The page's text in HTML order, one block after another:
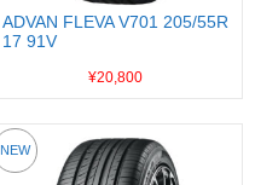
ADVAN FLEVA V701 205/55R
17 91V
¥20,800
NEW